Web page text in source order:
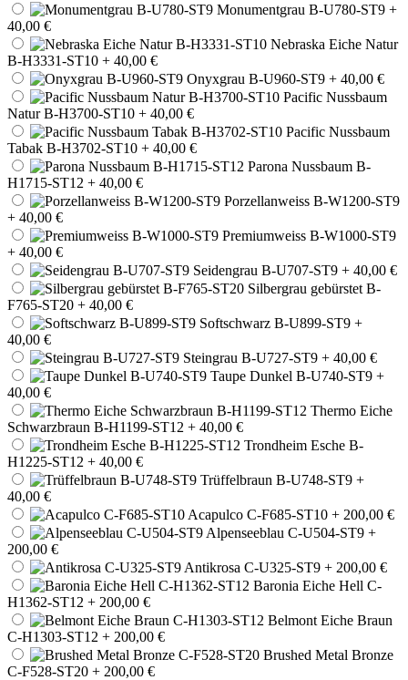
Monumentgrau B-U780-ST9 +
40,00 €
Nebraska Eiche Natur
B-H3331-ST10 + 40,00 €
Onyxgrau B-U960-ST9 + 40,00 €
Pacific Nussbaum
Natur B-H3700-ST10 + 40,00 €
Pacific Nussbaum
Tabak B-H3702-ST10 + 40,00 €
Parona Nussbaum B-
H1715-ST12 + 40,00 €
Porzellanweiss B-W1200-ST9
+ 40,00 €
Premiumweiss B-W1000-ST9
+ 40,00 €
Seidengrau B-U707-ST9 + 40,00 €
Silbergrau gebürstet B-
F765-ST20 + 40,00 €
Softschwarz B-U899-ST9 +
40,00 €
Steingrau B-U727-ST9 + 40,00 €
Taupe Dunkel B-U740-ST9 +
40,00 €
Thermo Eiche
Schwarzbraun B-H1199-ST12 + 40,00 €
Trondheim Esche B-
H1225-ST12 + 40,00 €
Trüffelbraun B-U748-ST9 +
40,00 €
Acapulco C-F685-ST10 + 200,00 €
Alpenseeblau C-U504-ST9 +
200,00 €
Antikrosa C-U325-ST9 + 200,00 €
Baronia Eiche Hell C-
H1362-ST12 + 200,00 €
Belmont Eiche Braun
C-H1303-ST12 + 200,00 €
Brushed Metal Bronze
C-F528-ST20 + 200,00 €